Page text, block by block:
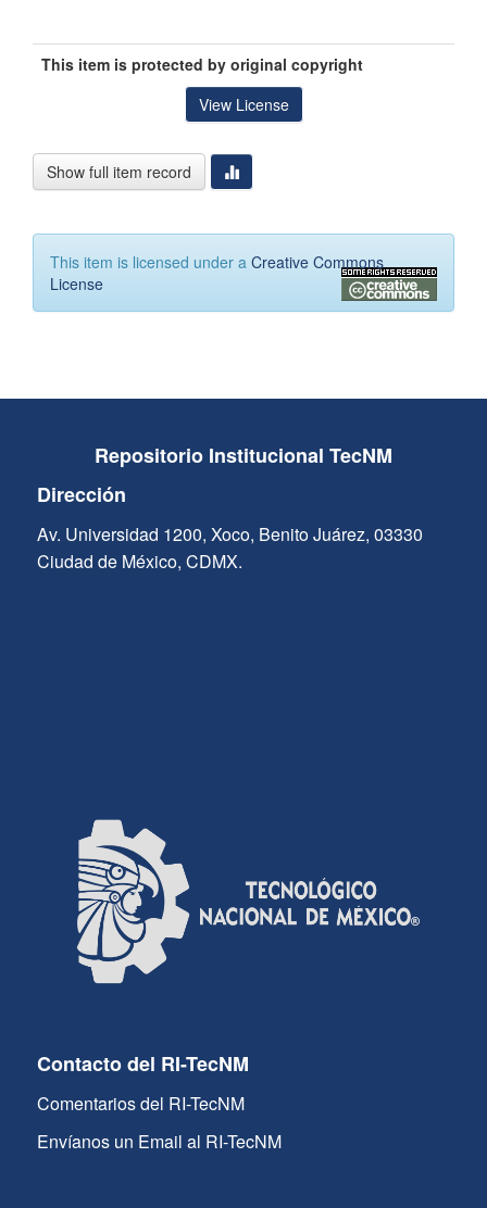
This item is protected by original copyright
View License
Show full item record
This item is licensed under a Creative Commons
License
Repositorio Institucional TecNM
Dirección
Av. Universidad 1200, Xoco, Benito Juárez, 03330
Ciudad de México, CDMX.
Contacto del RI-TecNM
Comentarios del RI-TecNM
Envíanos un Email al RI-TecNM